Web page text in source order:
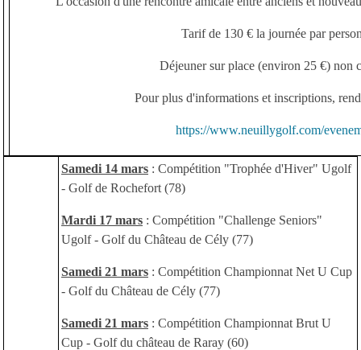
Tarif de 130 € la journée par
Déjeuner sur place (environ 25 €) non
Pour plus d'informations et inscriptions,
https://www.neuillygolf.com/
Samedi 14 mars : Compétition "Trophée d'Hiver" Ugolf
- Golf de Rochefort (78)
Mardi 17 mars : Compétition "Challenge Seniors"
Ugolf - Golf du Château de Cély (77)
Samedi 21 mars : Compétition Championnat Net U Cup
- Golf du Château de Cély (77)
Samedi 21 mars : Compétition Championnat Brut U
Cup - Golf du château de Raray (60)